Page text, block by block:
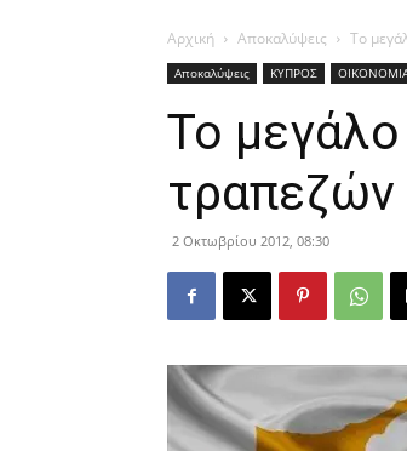
Αρχική Αποκαλύψεις Το
Αποκαλύψεις ΚΥΠΡΟΣ
Το
τραπεζών
2 Οκτωβρίου 2012, 08:30